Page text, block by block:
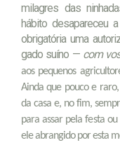
milagres das
hábito desapareceu
obrigatória uma
gado suíno — com
aos pequenos
Ainda que pouco e
da casa e, no fim,
para assar pela festa
ele abrangido por esta